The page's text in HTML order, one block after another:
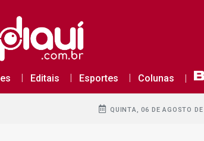
Editais Esportes Colunas
QUINTA, 06 DE AGOSTO